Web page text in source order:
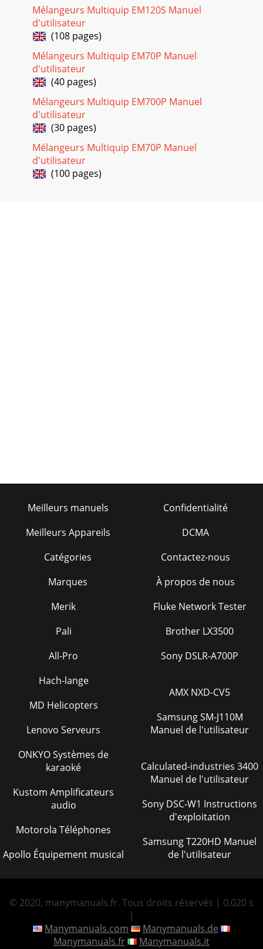
DE COMMANDE DES PIÈCESwww.multiquip.
Page 37
DE SÉCURITÉNe pas faire fonctionner
Page 38 - MODALITÉ DES VENTES — PIÈCES
DE SÉCURITÉ ATTENTI
DE SÉCURITÉ
Mélangeurs Multiquip EM120S Manuel
d'utilisateur
(108 pages)
Mélangeurs Multiquip EM70P Manuel
d'utilisateur
(40 pages)
Mélangeurs Multiquip EM700P Manuel
d'utilisateur
(30 pages)
Mélangeurs Multiquip EM70P Manuel
d'utilisateur
(100 pages)
Meilleurs manuels
Meilleurs Appareils
Catégories
Marques
Confidentialité
DCMA
Contactez-nous
À propos de nous
Merik
Pali
All-Pro
Hach-lange
MD Helicopters
Lenovo Serveurs
ONKYO Systèmes de
karaoké
Kustom Amplificateurs
audio
Motorola Téléphones
Apollo Équipement musical
Fluke Network Tester
Brother LX3500
Sony DSLR-A700P
AMX NXD-CV5
Samsung SM-J110M
Manuel de l'utilisateur
Calculated-industries 3400
Manuel de l'utilisateur
Sony DSC-W1 Instructions
d'exploitation
Samsung T220HD Manuel
de l'utilisateur
© 2020, manymanuals.fr. Tous droits réservés | 0.020 s
|
Manymanuals.com
Manymanuals.de
Manymanuals.fr
Manymanuals.it